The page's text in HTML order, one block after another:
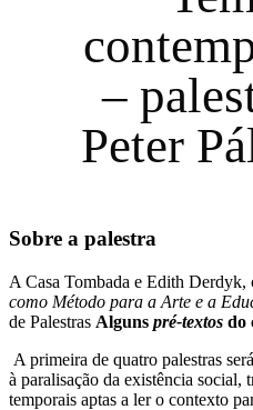
–
Peter
Sobre a palestra
A Casa Tombada e Edith Derdyk,
como Método para a Arte e a
de Palestras Alguns pré-textos do
A primeira de quatro palestras
à paralisação da existência social,
temporais aptas a ler o contexto